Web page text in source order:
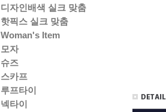
디자인배색 실크 맞춤
핫픽스 실크 맞춤
Woman's Item
모자
슈즈
스카프
루프타이
넥타이